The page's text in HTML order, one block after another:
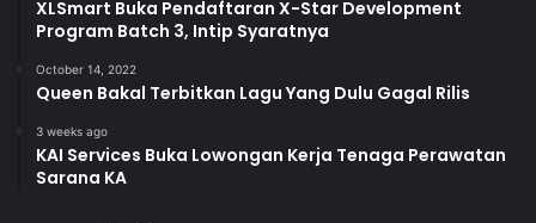
XLSmart Buka Pendaftaran X-Star Development
Program Batch 3, Intip Syaratnya
October 14, 2022
Queen Bakal Terbitkan Lagu Yang Dulu Gagal Rilis
3 weeks ago
KAI Services Buka Lowongan Kerja Tenaga Perawatan
Sarana KA